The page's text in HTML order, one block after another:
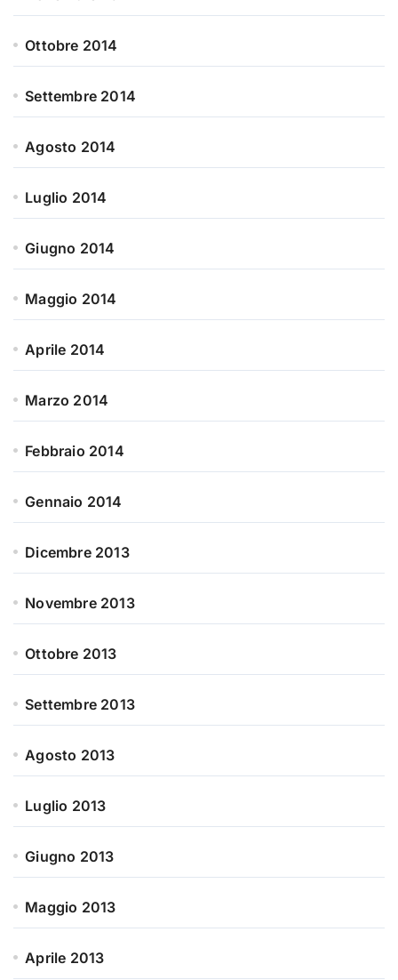
Ottobre 2014
Settembre 2014
Agosto 2014
Luglio 2014
Giugno 2014
Maggio 2014
Aprile 2014
Marzo 2014
Febbraio 2014
Gennaio 2014
Dicembre 2013
Novembre 2013
Ottobre 2013
Settembre 2013
Agosto 2013
Luglio 2013
Giugno 2013
Maggio 2013
Aprile 2013